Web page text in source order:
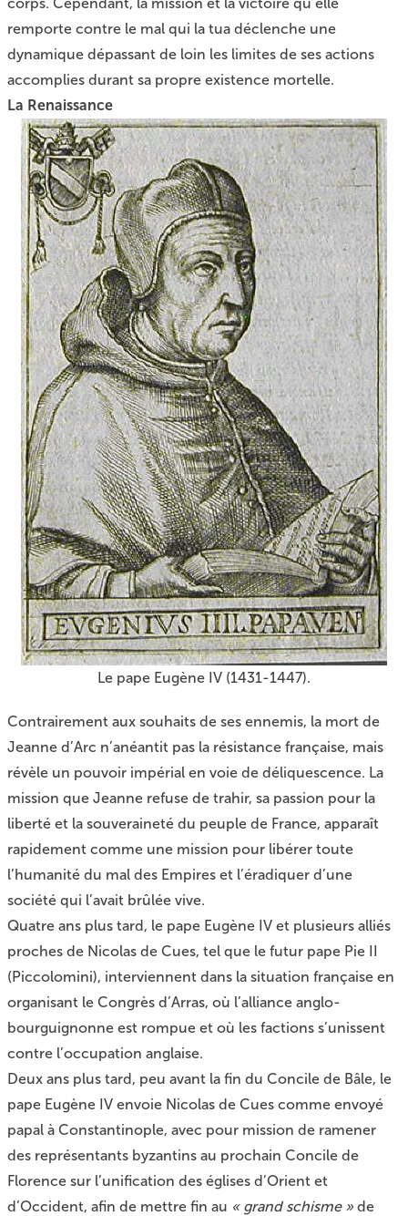
remporte contre le mal qui la tua déclenche une
dynamique dépassant de loin les limites de ses actions
accomplies durant sa propre existence mortelle.
La Renaissance
Le pape Eugène IV (1431-1447).
Contrairement aux souhaits de ses ennemis, la mort de
Jeanne d’Arc n’anéantit pas la résistance française, mais
révèle un pouvoir impérial en voie de déliquescence. La
mission que Jeanne refuse de trahir, sa passion pour la
liberté et la souveraineté du peuple de France, apparaît
rapidement comme une mission pour libérer toute
l’humanité du mal des Empires et l’éradiquer d’une
société qui l’avait brûlée vive.
Quatre ans plus tard, le pape Eugène IV et plusieurs alliés
proches de Nicolas de Cues, tel que le futur pape Pie II
(Piccolomini), interviennent dans la situation française en
organisant le Congrès d’Arras, où l’alliance anglo-
bourguignonne est rompue et où les factions s’unissent
contre l’occupation anglaise.
Deux ans plus tard, peu avant la fin du Concile de Bâle, le
pape Eugène IV envoie Nicolas de Cues comme envoyé
papal à Constantinople, avec pour mission de ramener
des représentants byzantins au prochain Concile de
Florence sur l’unification des églises d’Orient et
d’Occident, afin de mettre fin au « grand schisme »de